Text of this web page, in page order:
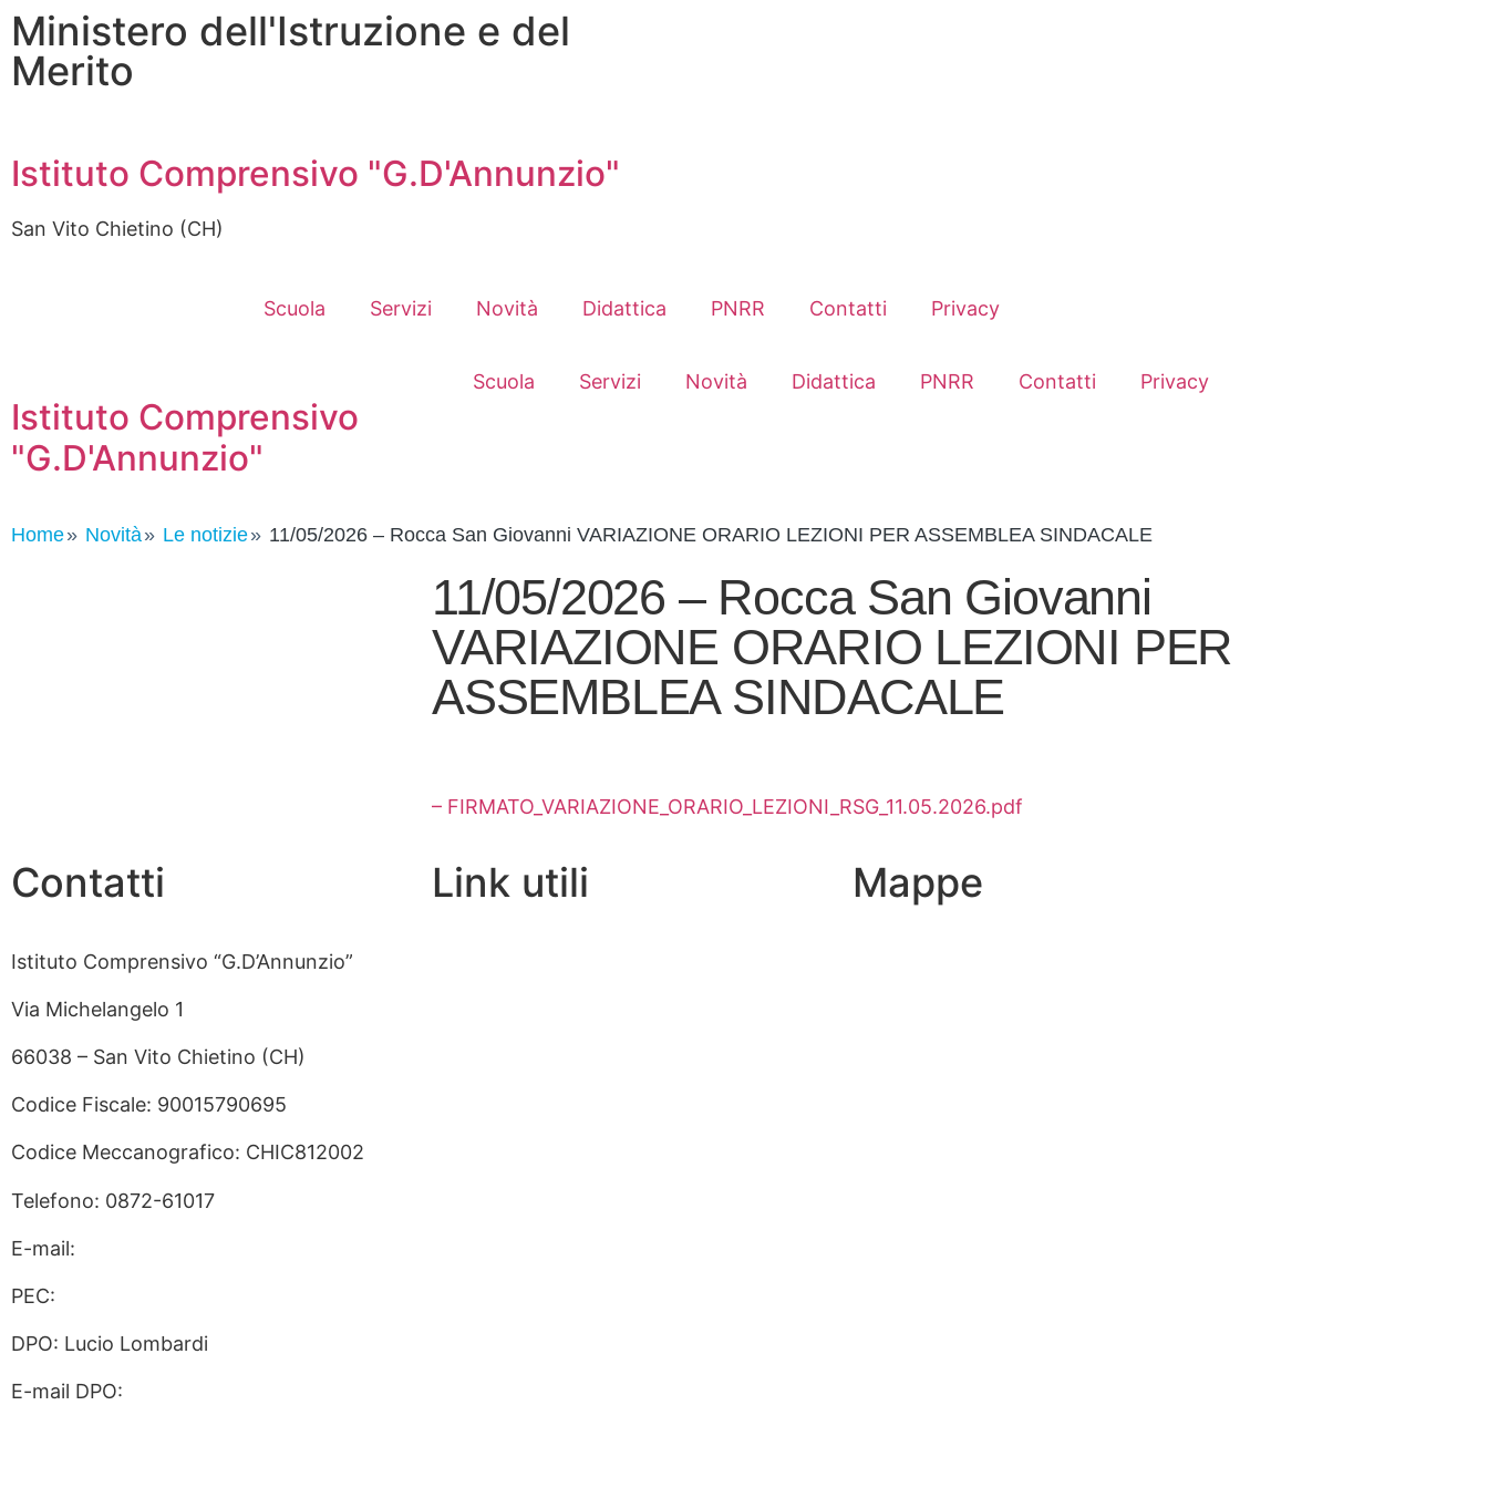
Ministero dell'Istruzione e del
Merito
Istituto Comprensivo "G.D'Annunzio"
San Vito Chietino (CH)
Scuola Servizi Novità Didattica PNRR Contatti Privacy
Istituto Comprensivo
"G.D'Annunzio"
Scuola Servizi Novità Didattica PNRR Contatti Privacy
Home Novità Le notizie 11/05/2026 – Rocca San Giovanni VARIAZIONE ORARIO LEZIONI PER ASSEMBLEA SINDACALE
11/05/2026 – Rocca San Giovanni
VARIAZIONE ORARIO LEZIONI PER
ASSEMBLEA SINDACALE
– FIRMATO_VARIAZIONE_ORARIO_LEZIONI_RSG_11.05.2026.pdf
Contatti
Istituto Comprensivo “G.D’Annunzio”
Via Michelangelo 1
66038 – San Vito Chietino (CH)
Codice Fiscale: 90015790695
Codice Meccanografico: CHIC812002
Telefono: 0872-61017
E-mail:
PEC:
DPO: Lucio Lombardi
E-mail DPO:
Link utili Mappe